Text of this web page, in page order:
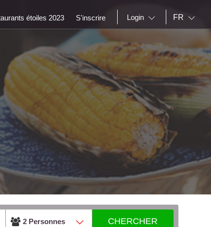
étoiles 2023 S'inscrire Login FR
2 Personnes CHERCHER